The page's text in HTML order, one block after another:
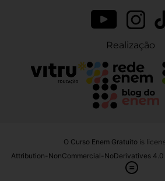
Realização
O Curso Enem Gratuito is
Attribution-NonCommercial-NoDerivatives 4.0